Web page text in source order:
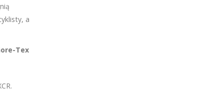
a
Tex